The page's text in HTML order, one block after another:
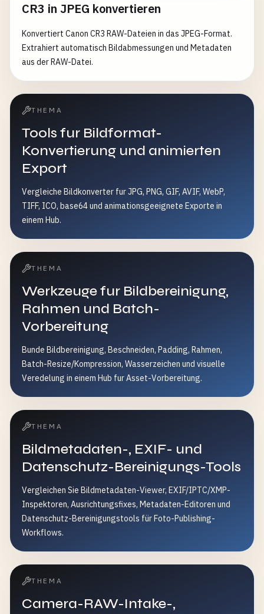
CR3 in JPEG konvertieren
Konvertiert Canon CR3 RAW-Dateien in das JPEG-Format.
Extrahiert automatisch Bildabmessungen und Metadaten
aus der RAW-Datei.
THEMA
Tools fur Bildformat-
Konvertierung und animierten
Export
Vergleiche Bildkonverter fur JPG, PNG, GIF, AVIF, WebP,
TIFF, ICO, base64 und animationsgeeignete Exporte in
einem Hub.
THEMA
Werkzeuge fur Bildbereinigung,
Rahmen und Batch-
Vorbereitung
Bunde Bildbereinigung, Beschneiden, Padding, Rahmen,
Batch-Resize/Kompression, Wasserzeichen und visuelle
Veredelung in einem Hub fur Asset-Vorbereitung.
THEMA
Bildmetadaten-, EXIF- und
Datenschutz-Bereinigungs-Tools
Vergleichen Sie Bildmetadaten-Viewer, EXIF/IPTC/XMP-
Inspektoren, Ausrichtungsfixes, Metadaten-Editoren und
Datenschutz-Bereinigungstools für Foto-Publishing-
Workflows.
THEMA
Camera-RAW-Intake-,